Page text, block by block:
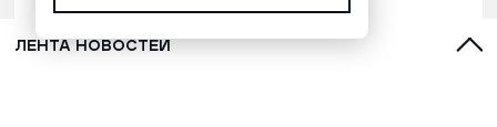
ЛЕНТА НОВОСТЕЙ